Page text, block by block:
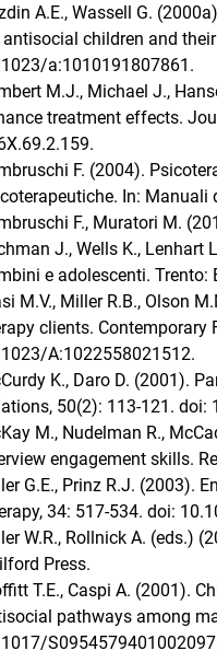
A.E., Wassell G.
children and
a:1010191807861.
M.J., Michael J.,
treatment effects.
F. (2004).
In:
F., Muratori M.
J., Wells K., Lenhart
e adolescenti. Trento:
M.V., Miller R.B., Olson
clients. Contemporary
A:1022558021512.
K., Daro D. (2001).
50(2): 113-121.
M., Nudelman R.,
engagement skills.
G.E., Prinz R.J. (2003).
34: 517-534. doi:
W.R., Rollnick A. (eds.)
Press.
T.E., Caspi A. (2001).
pathways among